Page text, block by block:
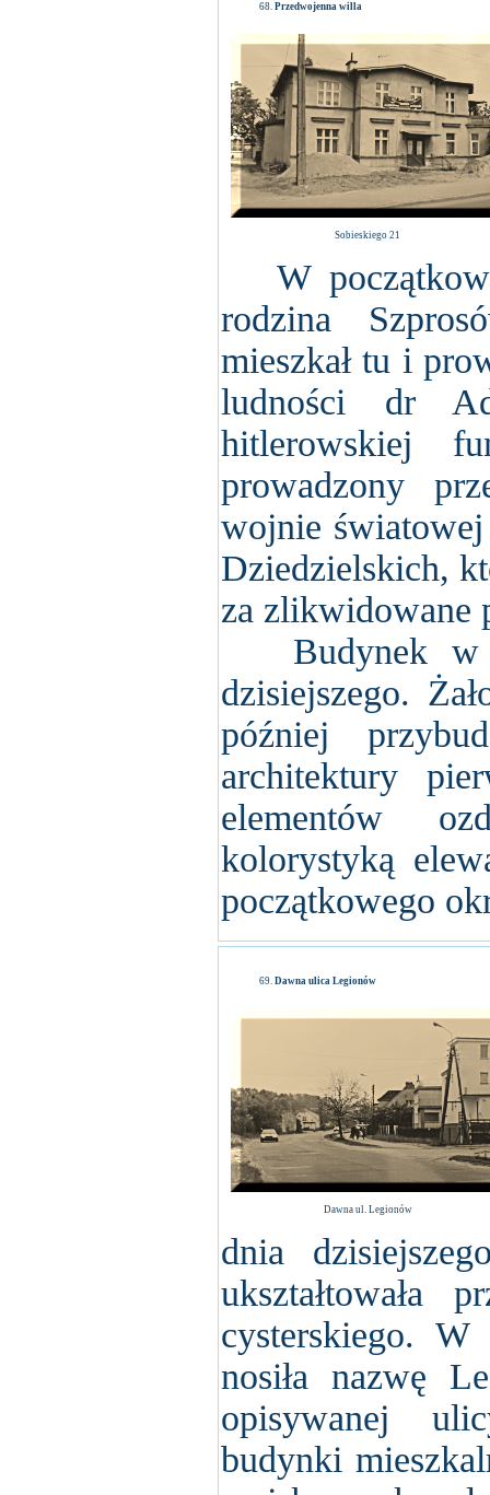
Przedwojenna willa
Sobieskiego 21
W
rodzina
mieszkał tu i
ludności dr
hitlerowskiej
prowadzony
wojnie światowej
Dziedzielskich,
za zlikwidowane
Budynek w
dzisiejszego.
później
architektury
elementów
kolorystyką
początkowego
Dawna ulica Legionów
Dawna ul. Legionów
dnia
ukształtowała
cysterskiego.
nosiła nazwę
opisywanej
budynki